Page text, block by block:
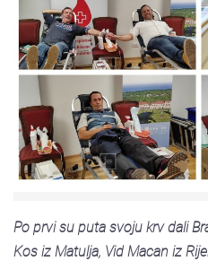
Po prvi su puta svoju krv dali
Kos iz Matulja, Vid Macan iz